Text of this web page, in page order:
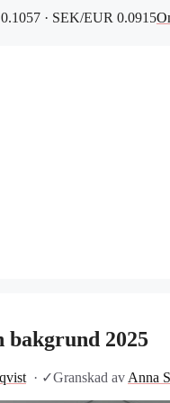
· SEK/EUR 0.0915
bakgrund 2025
· ✓Granskad avAnna